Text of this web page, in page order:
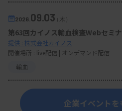
2026. 09.03（木）
第63回カイノス輸血検査Webセミ
提供 : 株式会社カイノス
開催場所 : live配信 | オンデマンド配信
輸血
企業イベント